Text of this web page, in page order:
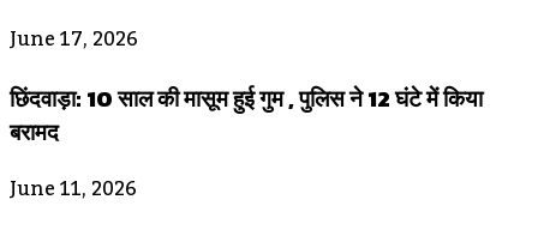
June 17, 2026
छिंदवाड़ा: 10 साल की मासूम हुई गुम , पुलिस ने 12 घंटे में किया
बरामद
June 11, 2026